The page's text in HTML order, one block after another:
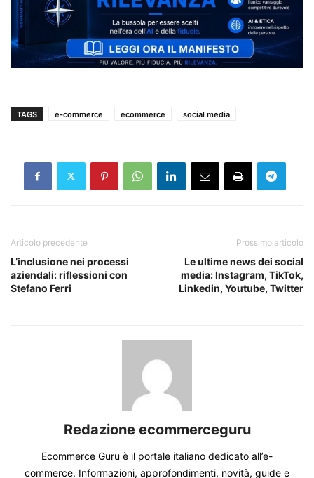
TAGS e-commerce ecommerce social media
Articolo precedente
L’inclusione nei processi
aziendali: riflessioni con
Stefano Ferri
Prossimo articolo
Le ultime news dei social
media: Instagram, TikTok,
Linkedin, Youtube, Twitter
Redazione ecommerceguru
Ecommerce Guru è il portale italiano dedicato all’e-
commerce. Informazioni, approfondimenti, novità, guide e